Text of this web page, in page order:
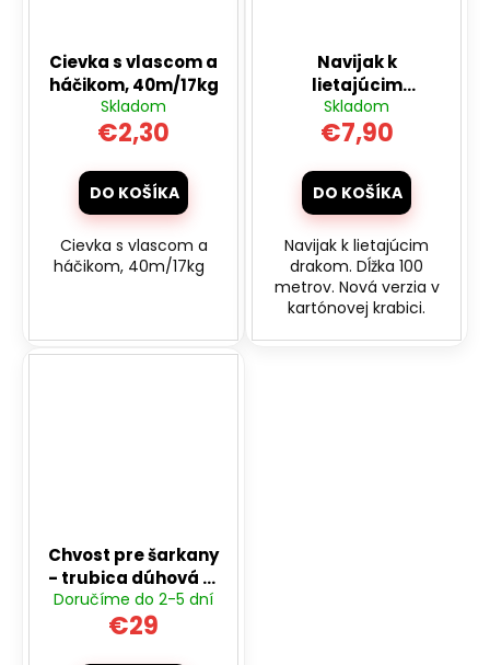
Cievka s vlascom a
háčikom, 40m/17kg
Skladom
€2,30
DO KOŠÍKA
Cievka s vlascom a
háčikom, 40m/17kg
Navijak k
lietajúcim
šarkanom 100
metrov v
Skladom
€7,90
DO KOŠÍKA
Navijak k lietajúcim
drakom. Dĺžka 100
metrov. Nová verzia v
kartónovej krabici.
Chvost pre šarkany
- trubica dúhová 10
m
Doručíme do 2-5 dní
€29